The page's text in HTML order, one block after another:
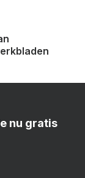
nu gratis